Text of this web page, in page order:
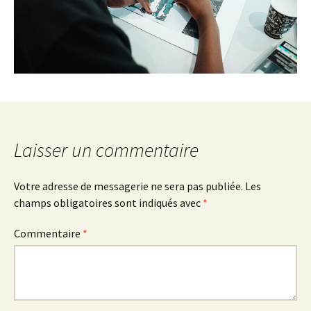
Laisser un commentaire
Votre adresse de messagerie ne sera pas publiée. Les
champs obligatoires sont indiqués avec *
Commentaire *